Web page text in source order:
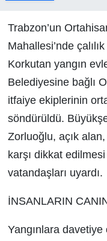
Trabzon’un
Mahallesi’nde
Korkutan yangın
Belediyesine bağlı
itfaiye ekiplerinin
söndürüldü.
Zorluoğlu, açık
karşı dikkat
vatandaşları uyardı.
İNSANLARIN
Yangınlara